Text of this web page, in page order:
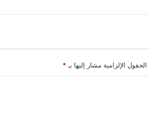
الحقول الإلزامية مشار إليها بـ*